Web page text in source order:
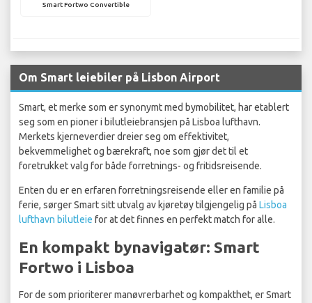
Smart Fortwo Convertible
Om Smart leiebiler på Lisbon Airport
Smart, et merke som er synonymt med bymobilitet, har etablert
seg som en pioner i bilutleiebransjen på Lisboa lufthavn.
Merkets kjerneverdier dreier seg om effektivitet,
bekvemmelighet og bærekraft, noe som gjør det til et
foretrukket valg for både forretnings- og fritidsreisende.
Enten du er en erfaren forretningsreisende eller en familie på
ferie, sørger Smart sitt utvalg av kjøretøy tilgjengelig på Lisboa
lufthavn bilutleie for at det finnes en perfekt match for alle.
En kompakt bynavigatør: Smart
Fortwo i Lisboa
For de som prioriterer manøvrerbarhet og kompakthet, er Smart